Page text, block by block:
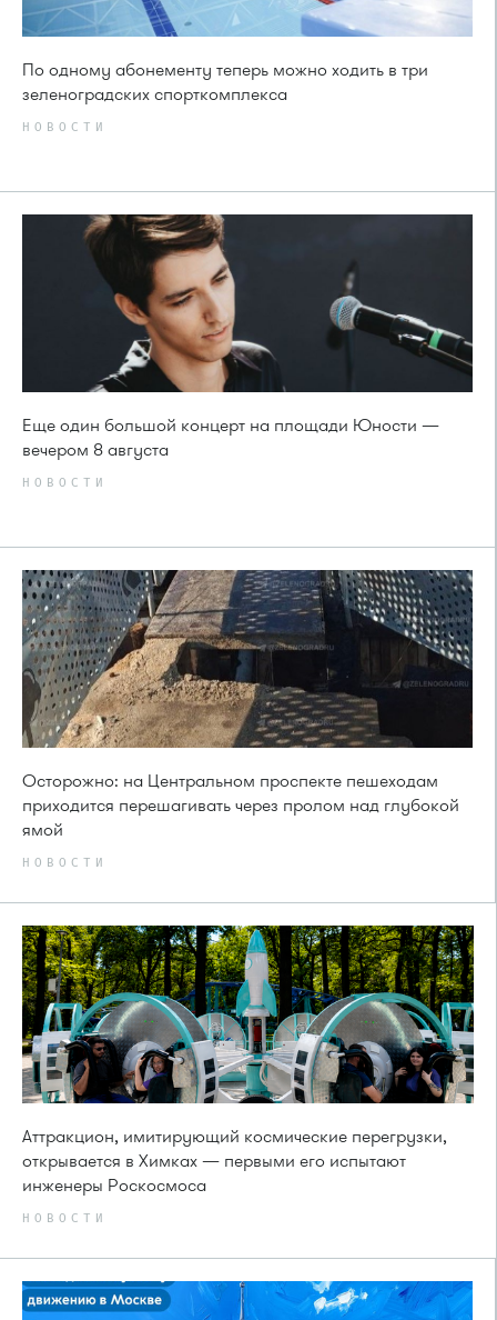
По одному абонементу теперь можно ходить в три
зеленоградских спорткомплекса
НОВОСТИ
Еще один большой концерт на площади Юности —
вечером 8 августа
НОВОСТИ
Осторожно: на Центральном проспекте пешеходам
приходится перешагивать через пролом над глубокой
ямой
НОВОСТИ
Аттракцион, имитирующий космические перегрузки,
открывается в Химках — первыми его испытают
инженеры Роскосмоса
НОВОСТИ